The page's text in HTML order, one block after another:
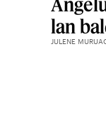
lan
JULENE